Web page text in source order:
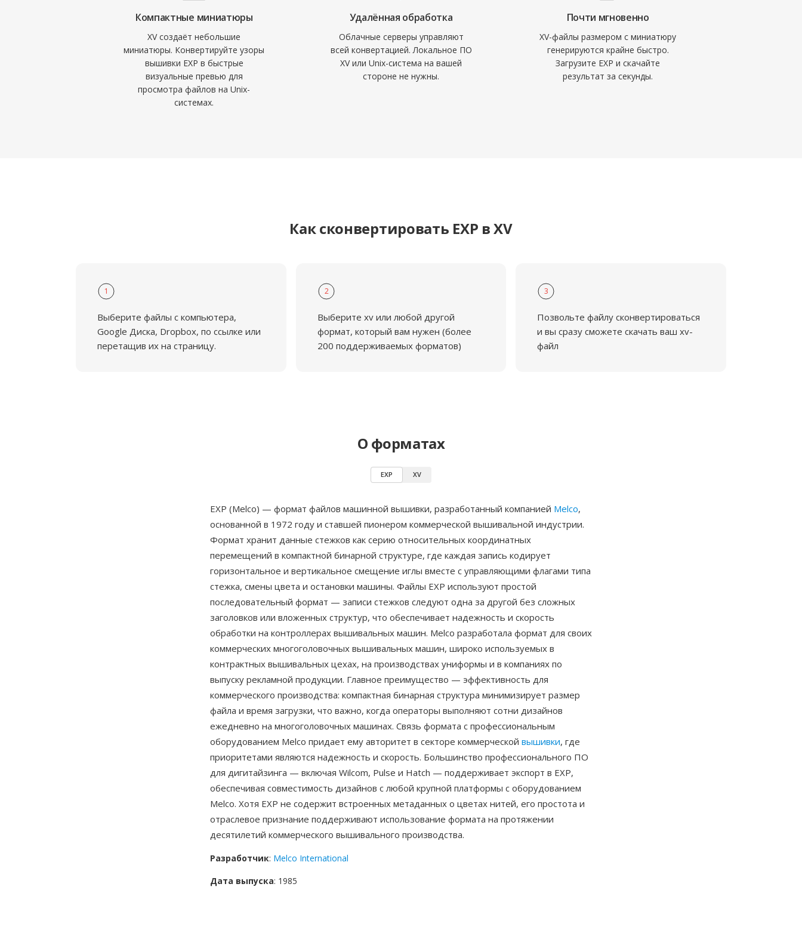
Компактные миниатюры
XV создаёт небольшие
миниатюры. Конвертируйте узоры
вышивки EXP в быстрые
визуальные превью для
просмотра файлов на Unix-
системах.
Удалённая обработка
Облачные серверы управляют
всей конвертацией. Локальное ПО
XV или Unix-система на вашей
стороне не нужны.
Почти мгновенно
XV-файлы размером с миниатюру
генерируются крайне быстро.
Загрузите EXP и скачайте
результат за секунды.
Как сконвертировать EXP в XV
1
Выберите файлы с компьютера,
Google Диска, Dropbox, по ссылке или
перетащив их на страницу.
2
Выберите xv или любой другой
формат, который вам нужен (более
200 поддерживаемых форматов)
3
Позвольте файлу сконвертироваться
и вы сразу сможете скачать ваш xv-
файл
О форматах
EXP XV
EXP (Melco) — формат файлов машинной вышивки, разработанный компанией Melco,
основанной в 1972 году и ставшей пионером коммерческой вышивальной индустрии.
Формат хранит данные стежков как серию относительных координатных
перемещений в компактной бинарной структуре, где каждая запись кодирует
горизонтальное и вертикальное смещение иглы вместе с управляющими флагами типа
стежка, смены цвета и остановки машины. Файлы EXP используют простой
последовательный формат — записи стежков следуют одна за другой без сложных
заголовков или вложенных структур, что обеспечивает надежность и скорость
обработки на контроллерах вышивальных машин. Melco разработала формат для своих
коммерческих многоголовочных вышивальных машин, широко используемых в
контрактных вышивальных цехах, на производствах униформы и в компаниях по
выпуску рекламной продукции. Главное преимущество — эффективность для
коммерческого производства: компактная бинарная структура минимизирует размер
файла и время загрузки, что важно, когда операторы выполняют сотни дизайнов
ежедневно на многоголовочных машинах. Связь формата с профессиональным
оборудованием Melco придает ему авторитет в секторе коммерческой вышивки, где
приоритетами являются надежность и скорость. Большинство профессионального ПО
для дигитайзинга — включая Wilcom, Pulse и Hatch — поддерживает экспорт в EXP,
обеспечивая совместимость дизайнов с любой крупной платформы с оборудованием
Melco. Хотя EXP не содержит встроенных метаданных о цветах нитей, его простота и
отраслевое признание поддерживают использование формата на протяжении
десятилетий коммерческого вышивального производства.
Разработчик: Melco International
Дата выпуска: 1985